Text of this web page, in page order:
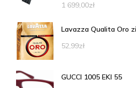
1 699,00zł
Lavazza Qualita Oro
52,99zł
GUCCI 1005 EKI 55